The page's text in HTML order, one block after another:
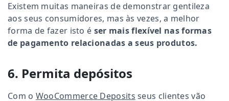
Existem muitas maneiras de demonstrar gentileza
aos seus consumidores, mas às vezes, a melhor
forma de fazer isto é ser mais flexível nas formas
de pagamento relacionadas a seus produtos.
6. Permita depósitos
Com o WooCommerce Deposits seus clientes vão